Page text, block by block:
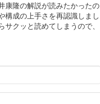
康隆の解説が読みたかったの
構成の上手さを再認識しまし
クッと読めてしまうので、